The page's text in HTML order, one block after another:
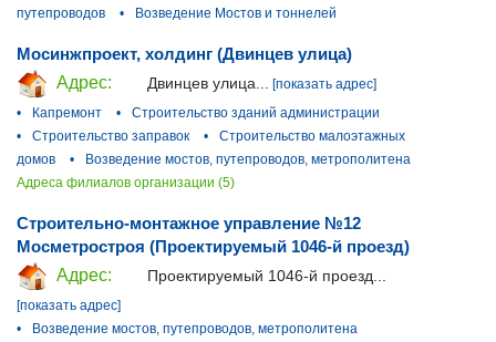
путепроводов
• Возведение Мостов и тоннелей
Мосинжпроект, холдинг (Двинцев улица)
Адрес:
Двинцев улица...
[показать адрес]
•
Капремонт •
Строительство зданий администрации
•
Строительство заправок •
Строительство малоэтажных
домов
•
Возведение мостов, путепроводов, метрополитена
Адреса филиалов организации (5)
Строительно-монтажное управление №12
Мосметростроя (Проектируемый 1046-й проезд)
Адрес:
Проектируемый 1046-й проезд...
[показать адрес]
•
Возведение мостов, путепроводов, метрополитена